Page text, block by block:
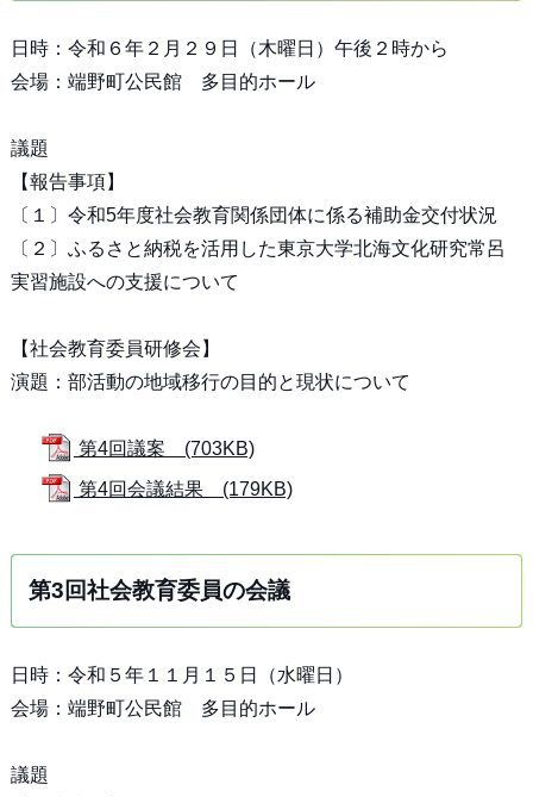
日時：令和６年２月２９日（木曜日）午後２時から
会場：端野町公民館 多目的ホール
議題
【報告事項】
〔１〕令和5年度社会教育関係団体に係る補助金交付状況
〔２〕ふるさと納税を活用した東京大学北海文化研究常呂
実習施設への支援について
【社会教育委員研修会】
演題：部活動の地域移行の目的と現状について
第4回議案 (703KB)
第4回会議結果 (179KB)
第3回社会教育委員の会議
日時：令和５年１１月１５日（水曜日）
会場：端野町公民館 多目的ホール
議題